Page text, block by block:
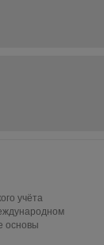
учёта
основы